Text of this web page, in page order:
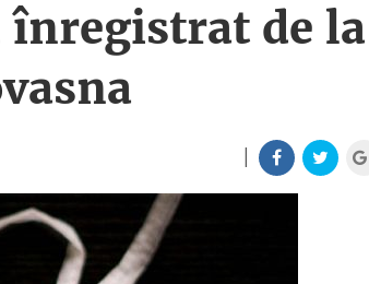
înregistrat de la
|